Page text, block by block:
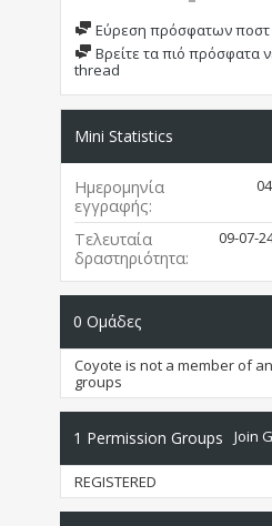
Εύρεση πρόσφατων ποστ
Βρείτε τα πιό πρόσφατα
thread
Mini Statistics
Ημερομηνία
εγγραφής
Τελευταία
δραστηριότητα
09-07-
0 Ομάδες
Coyote is not a member of
groups
Join
1 Permission Groups
REGISTERED